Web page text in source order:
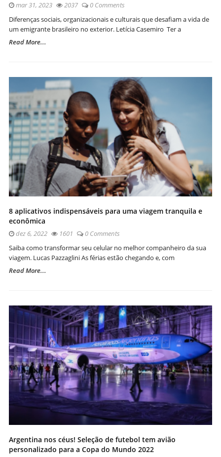
mar 31, 2023 2037
0 Comments
Diferenças sociais, organizacionais e culturais que desafiam a vida de
um emigrante brasileiro no exterior. Letícia Casemiro Ter a
Read More...
8 aplicativos indispensáveis para uma viagem tranquila e
econômica
dez 6, 2022 1601
0 Comments
Saiba como transformar seu celular no melhor companheiro da sua
viagem. Lucas Pazzaglini As férias estão chegando e, com
Read More...
Argentina nos céus! Seleção de futebol tem avião
personalizado para a Copa do Mundo 2022